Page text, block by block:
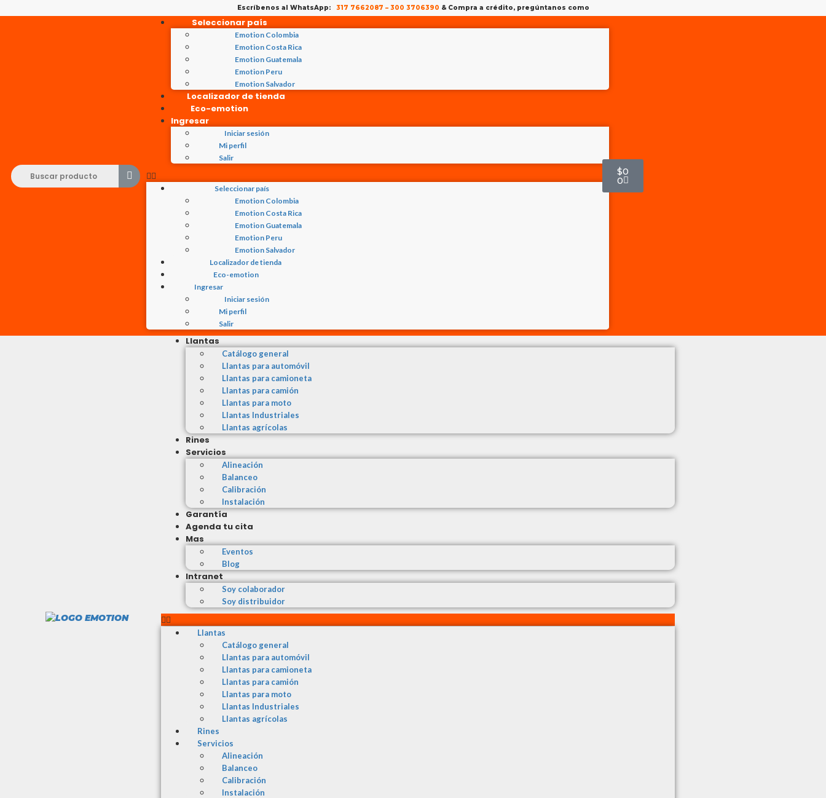
Escríbenos al WhatsApp: 317 7662087 – 300 3706390 & Compra a crédito, pregúntanos como
Seleccionar país
Emotion Colombia
Emotion Costa Rica
Emotion Guatemala
Emotion Peru
Emotion Salvador
Localizador de tienda
Eco-emotion
Ingresar
Iniciar sesión
Mi perfil
Salir
Seleccionar país
Emotion Colombia
Emotion Costa Rica
Emotion Guatemala
Emotion Peru
Emotion Salvador
Localizador de tienda
Eco-emotion
Ingresar
Iniciar sesión
Mi perfil
Salir
$0
0
Llantas
Catálogo general
Llantas para automóvil
Llantas para camioneta
Llantas para camión
Llantas para moto
Llantas Industriales
Llantas agrícolas
Rines
Servicios
Alineación
Balanceo
Calibración
Instalación
Garantía
Agenda tu cita
Mas
Eventos
Blog
Intranet
Soy colaborador
Soy distribuidor
Llantas
Catálogo general
Llantas para automóvil
Llantas para camioneta
Llantas para camión
Llantas para moto
Llantas Industriales
Llantas agrícolas
Rines
Servicios
Alineación
Balanceo
Calibración
Instalación